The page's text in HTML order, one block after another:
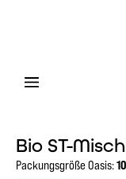
Bio ST-
Packungsgröße Oasis: